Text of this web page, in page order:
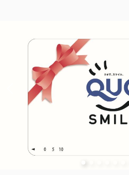
ダブルサイズ / 幅131-150cm×1
Wi-Fiあり（無料）